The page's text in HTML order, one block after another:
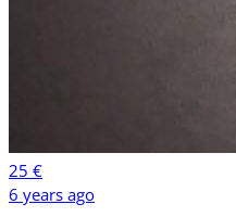
25 €
6 years ago